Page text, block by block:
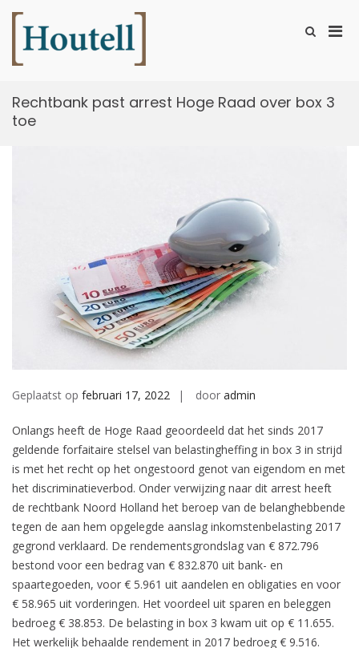
naar
inhoud
Toon
Rechtbank past arrest Hoge Raad over box 3
toe
Geplaatst op februari 17, 2022 door admin
Onlangs heeft de Hoge Raad geoordeeld dat het sinds 2017
geldende forfaitaire stelsel van belastingheffing in box 3 in strijd
is met het recht op het ongestoord genot van eigendom en met
het discriminatieverbod. Onder verwijzing naar dit arrest heeft
de rechtbank Noord Holland het beroep van de belanghebbende
tegen de aan hem opgelegde aanslag inkomstenbelasting 2017
gegrond verklaard. De rendementsgrondslag van € 872.796
bestond voor een bedrag van € 832.870 uit bank- en
spaartegoeden, voor € 5.961 uit aandelen en obligaties en voor
€ 58.965 uit vorderingen. Het voordeel uit sparen en beleggen
bedroeg € 38.853. De belasting in box 3 kwam uit op € 11.655.
Het werkelijk behaalde rendement in 2017 bedroeg € 9.516.